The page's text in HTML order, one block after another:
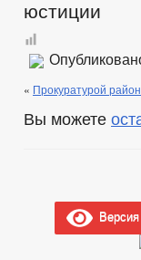
« Прокуратурой
Вы можете